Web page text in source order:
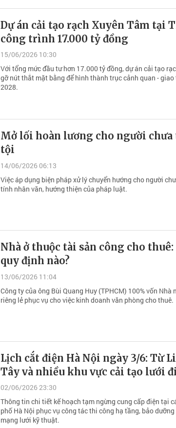
Dự án cải tạo rạch Xuyên Tâm tại
công trình 17.000 tỷ đồng
15/06/2026 10:30
Với tổng mức đầu tư hơn 17.000 tỷ đồng, dự án cải tạo
gỡ nút thắt mặt bằng để hình thành trục cảnh quan -
2028.
Mở lối hoàn lương cho người
tội
14/06/2026 06:13
Việc áp dụng biện pháp xử lý chuyển hướng cho người
tính nhân văn, hướng thiện của pháp luật.
Nhà ở thuộc tài sản công cho
quy định nào?
13/06/2026 11:04
Công ty của ông Bùi Quang Huy (TPHCM) 100% vốn
riêng lẻ phục vụ cho việc kinh doanh văn phòng cho thuê.
Lịch cắt điện Hà Nội ngày 3/6: Từ
Tây và nhiều khu vực cải tạo lưới
02/06/2026 23:30
Thông tin chi tiết kế hoạch tạm ngừng cung cấp điện tại
phố Hà Nội phục vụ công tác thi công hạ tầng, bảo
mạng lưới kỹ thuật.